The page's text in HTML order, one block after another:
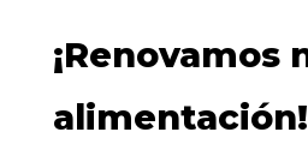
¡Renovamos